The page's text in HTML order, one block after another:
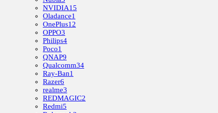
NVIDIA15
Oladance1
OnePlus12
OPPO3
Philips4
Poco1
QNAP9
Qualcomm34
Ray-Ban1
Razer6
realme3
REDMAGIC2
Redmi5